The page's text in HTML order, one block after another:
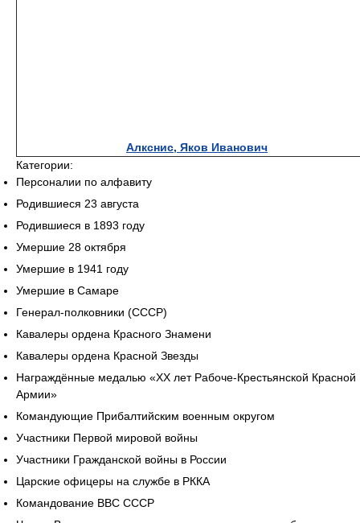
Алкснис, Яков Иванович
Категории:
Персоналии по алфавиту
Родившиеся 23 августа
Родившиеся в 1893 году
Умершие 28 октября
Умершие в 1941 году
Умершие в Самаре
Генерал-полковники (СССР)
Кавалеры ордена Красного Знамени
Кавалеры ордена Красной Звезды
Награждённые медалью «XX лет Рабоче-Крестьянской Красной
Армии»
Командующие Прибалтийским военным округом
Участники Первой мировой войны
Участники Гражданской войны в России
Царские офицеры на службе в РККА
Командование ВВС СССР